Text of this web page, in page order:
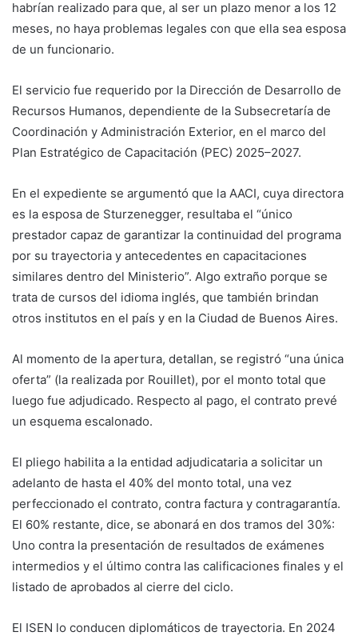
habrían realizado para que, al ser un plazo menor a los 12
meses, no haya problemas legales con que ella sea esposa
de un funcionario.
El servicio fue requerido por la Dirección de Desarrollo de
Recursos Humanos, dependiente de la Subsecretaría de
Coordinación y Administración Exterior, en el marco del
Plan Estratégico de Capacitación (PEC) 2025–2027.
En el expediente se argumentó que la AACI, cuya directora
es la esposa de Sturzenegger, resultaba el “único
prestador capaz de garantizar la continuidad del programa
por su trayectoria y antecedentes en capacitaciones
similares dentro del Ministerio”. Algo extraño porque se
trata de cursos del idioma inglés, que también brindan
otros institutos en el país y en la Ciudad de Buenos Aires.
Al momento de la apertura, detallan, se registró “una única
oferta” (la realizada por Rouillet), por el monto total que
luego fue adjudicado. Respecto al pago, el contrato prevé
un esquema escalonado.
El pliego habilita a la entidad adjudicataria a solicitar un
adelanto de hasta el 40% del monto total, una vez
perfeccionado el contrato, contra factura y contragarantía.
El 60% restante, dice, se abonará en dos tramos del 30%:
Uno contra la presentación de resultados de exámenes
intermedios y el último contra las calificaciones finales y el
listado de aprobados al cierre del ciclo.
El ISEN lo conducen diplomáticos de trayectoria. En 2024